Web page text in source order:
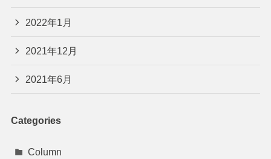
2022年1月
2021年12月
2021年6月
Categories
Column